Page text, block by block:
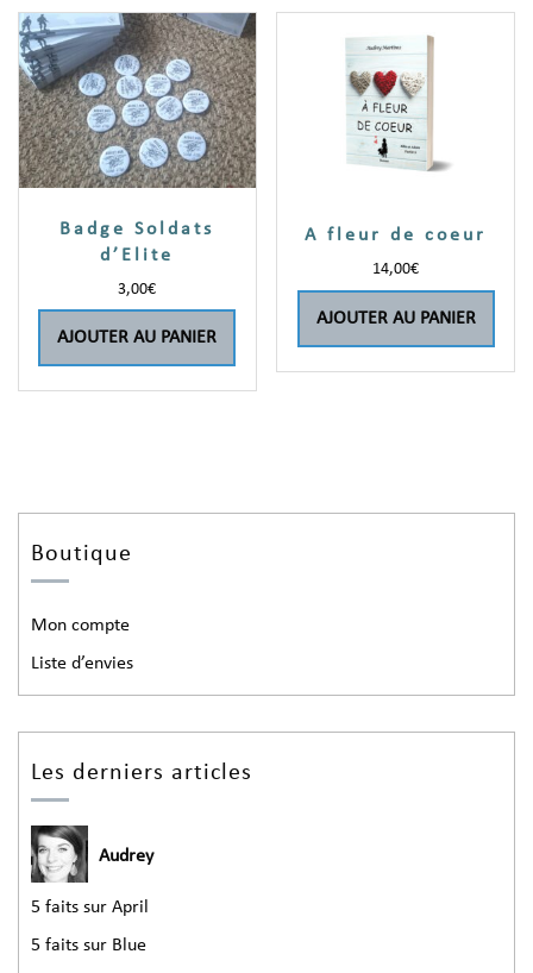
Badge Soldats
d’Elite
3,00€
AJOUTER AU PANIER
A fleur de coeur
14,00€
AJOUTER AU PANIER
Boutique
Mon compte
Liste d’envies
Les derniers articles
Audrey
5 faits sur April
5 faits sur Blue